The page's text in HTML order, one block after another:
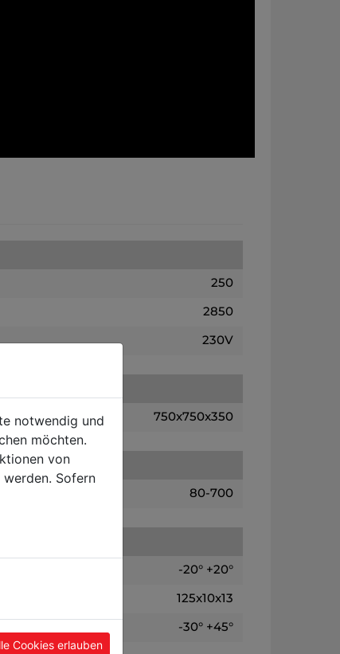
250
2850
230V
750x750x350
80-700
-20° +20°
125x10x13
-30° +45°
notwendig und
möchten.
von
Sofern
Cookies erlauben